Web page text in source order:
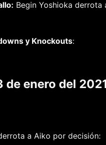
Begin Yoshioka
y Knockouts:
de enero del
a Aiko por decisión: